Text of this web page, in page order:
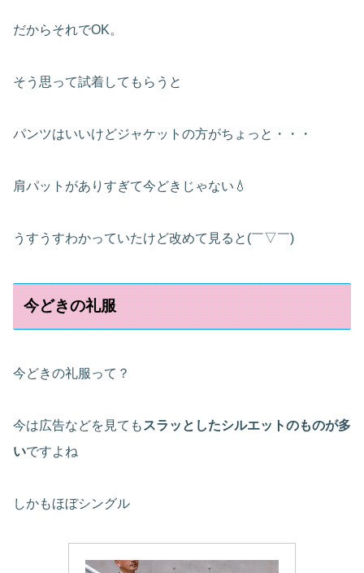
だからそれでOK。
そう思って試着してもらうと
パンツはいいけどジャケットの方がちょっと・・・
肩パットがありすぎて今どきじゃない💧
うすうすわかっていたけど改めて見ると(￣▽￣)
今どきの礼服
今どきの礼服って？
今は広告などを見ても スラッとしたシルエットのものが多
いですよね
しかもほぼシングル